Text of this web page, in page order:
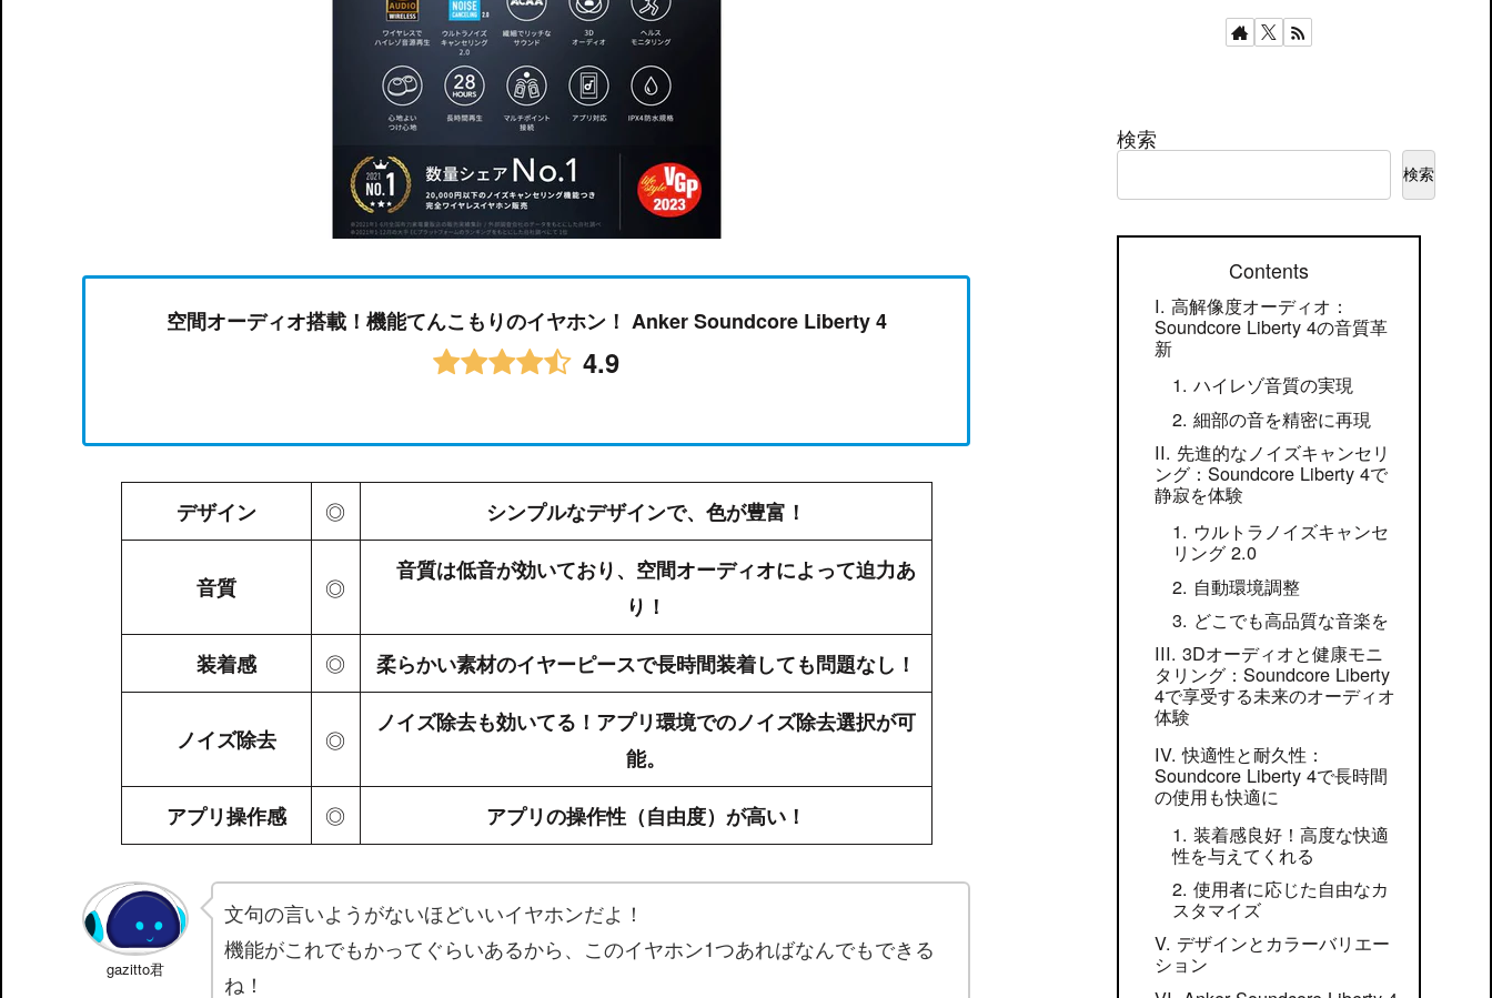
空間オーディオ搭載！機能てんこもりのイヤホン！ Anker Soundcore Liberty 4
4.9
デザイン ◎ シンプルなデザインで、色が豊富！
音質 ◎
音質は低音が効いており、空間オーディオによって迫力あ
り！
装着感
◎ 柔らかい素材のイヤーピースで長時間装着しても問題なし！
ノイズ除去 ◎
ノイズ除去も効いてる！アプリ環境でのノイズ除去選択が可
能。
アプリ操作感
◎ アプリの操作性（自由度）が高い！
gazitto君
文句の言いようがないほどいいイヤホンだよ！
機能がこれでもかってぐらいあるから、このイヤホン1つあればなんでもできる
ね！
検索
検索
Contents
高解像度オーディオ：
Soundcore Liberty 4の音質革
新
ハイレゾ音質の実現
細部の音を精密に再現
先進的なノイズキャンセリ
ング：Soundcore Liberty 4で
静寂を体験
ウルトラノイズキャンセ
リング 2.0
自動環境調整
どこでも高品質な音楽を
3Dオーディオと健康モニ
タリング：Soundcore Liberty
4で享受する未来のオーディオ
体験
快適性と耐久性：
Soundcore Liberty 4で長時間
の使用も快適に
装着感良好！高度な快適
性を与えてくれる
使用者に応じた自由なカ
スタマイズ
デザインとカラーバリエー
ション